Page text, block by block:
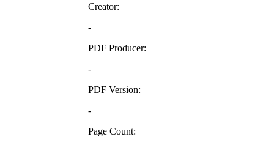
Creator:
-
PDF Producer:
-
PDF Version:
-
Page Count: